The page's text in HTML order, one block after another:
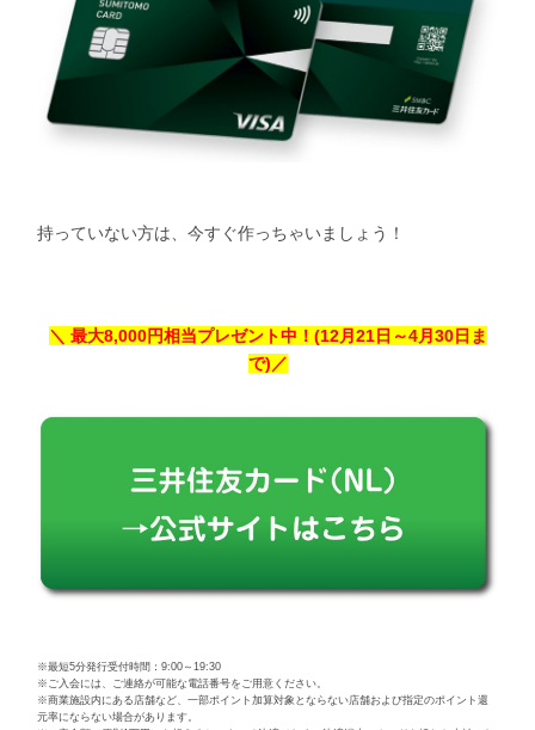
持っていない方は、今すぐ作っちゃいましょう！
＼ 最大8,000円相当プレゼント中！(12月21日～4月30日ま
で)／
※最短5分発行受付時間：9:00～19:30
※ご入会には、ご連絡が可能な電話番号をご用意ください。
※商業施設内にある店舗など、一部ポイント加算対象とならない店舗および指定のポイント還
元率にならない場合があります。